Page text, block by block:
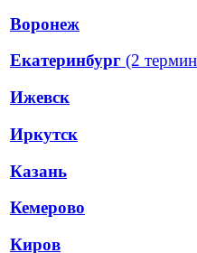
Воронеж
Екатеринбург (2
Ижевск
Иркутск
Казань
Кемерово
Киров